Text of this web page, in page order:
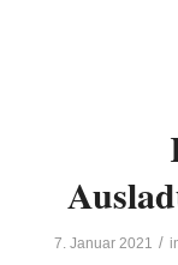
7. Januar 2021 /